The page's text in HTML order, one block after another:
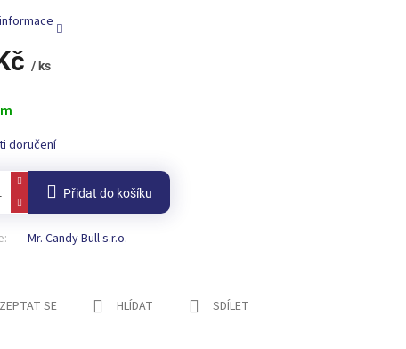
/ ks
doručení
Přidat do košíku
Mr. Candy Bull s.r.o.
ZEPTAT SE HLÍDAT SDÍLET